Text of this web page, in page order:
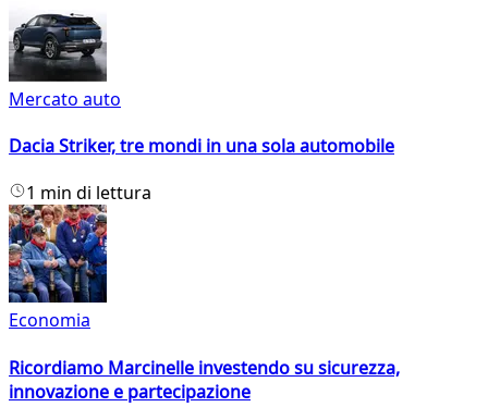
Mercato auto
Dacia Striker, tre mondi in una sola automobile
1 min di lettura
Economia
Ricordiamo Marcinelle investendo su sicurezza,
innovazione e partecipazione